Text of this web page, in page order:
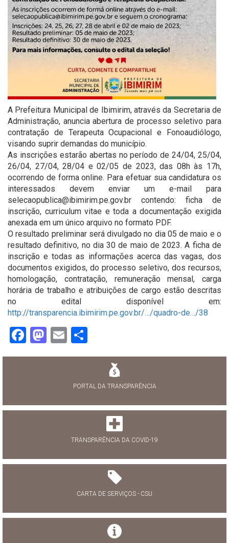
A Prefeitura Municipal de Ibimirim, através da Secretaria de
Administração, anuncia abertura de processo seletivo para
contratação de Terapeuta Ocupacional e Fonoaudiólogo,
visando suprir demandas do município.
As inscrições estarão abertas no período de 24/04, 25/04,
26/04, 27/04, 28/04 e 02/05 de 2023, das 08h às 17h,
ocorrendo de forma online. Para efetuar sua candidatura os
interessados devem enviar um e-mail para
selecaopublica@ibimirim.pe.gov.br contendo: ficha de
inscrição, curriculum vitae e toda a documentação exigida
anexada em um único arquivo no formato PDF.
O resultado preliminar será divulgado no dia 05 de maio e o
resultado definitivo, no dia 30 de maio de 2023. A ficha de
inscrição e todas as informações acerca das vagas, dos
documentos exigidos, do processo seletivo, dos recursos,
homologação, contratação, remuneração mensal, carga
horária de trabalho e atribuições de cargo estão descritas
no edital disponível em:
http://transparencia.ibimirim.pe.gov.br/…/quadro-de…/38
Facebook
Mastodon
Email
PORTAL DA TRANSPARÊNCIA
TRANSPARÊNCIA DA COVID-19
CARTA DE SERVIÇOS - CSU